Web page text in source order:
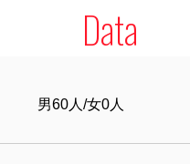
Data
男60人/女0人